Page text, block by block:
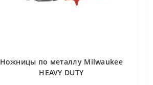
Ножницы по металлу Milwaukee
HEAVY DUTY